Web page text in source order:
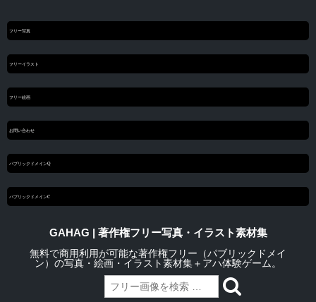
フリー写真
フリーイラスト
フリー絵画
お問い合わせ
パブリックドメインQ
パブリックドメインC
GAHAG | 著作権フリー写真・イラスト素材集
無料で商用利用が可能な著作権フリー（パブリックドメイ
ン）の写真・絵画・イラスト素材集＋アハ体験ゲーム。